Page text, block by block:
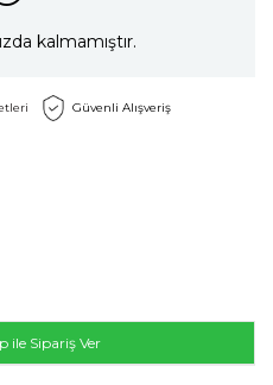
kalmamıştır.
Güvenli Alışveriş
ile Sipariş Ver